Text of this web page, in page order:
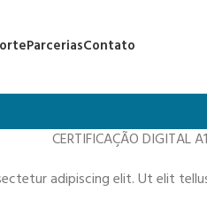
ParceriasContato
CERTIFICAÇÃO DIGITAL
adipiscing elit. Ut elit